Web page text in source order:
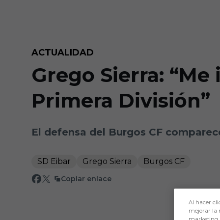
ACTUALIDAD
Grego Sierra:
Primera División”
El defensa del Burgos CF
SD Eibar Grego Sierra Burgos CF
Copiar enlace
Al hacer
mejorar la